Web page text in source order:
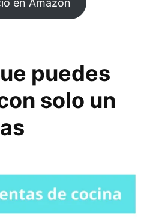
en Amazon
puedes
solo un